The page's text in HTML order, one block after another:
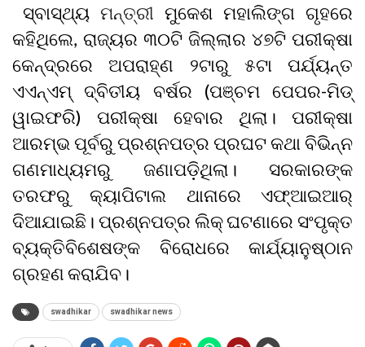
ସ୍ବାସ୍ଥ୍ୟ ମନ୍ତ୍ରୀ ମୁକେଶ ମହାଲିଙ୍ଗ ଗୃହରେ
କହିଥିଲେ, ରାଜ୍ୟର ୩୦ଟି ଜିଲ୍ଲାର ୪୭ଟି ପରୀକ୍ଷା
କେନ୍ଦ୍ରରେ ଅପରାହ୍ଣ ୨ଟାରୁ ୫ଟା ପର୍ଯ୍ୟନ୍ତ
ଏଏନ୍‌ଏମ୍ ଦ୍ବିତୀୟ ବର୍ଷର (ପଞ୍ଚମ ପେପର-ମିଡ୍
ୱାଇଫରି) ପରୀକ୍ଷା ହେବାର ଥିଲା। ପରୀକ୍ଷା
ଆରମ୍ଭ ପୂର୍ବରୁ ପ୍ରଶ୍ନପତ୍ର ପ୍ରଘଟ କଥା ବିଭିନ୍ନ
ଗଣମାଧ୍ୟମରୁ ଜଣାପଡ଼ିଥିଲା। ସରକାରଙ୍କ
ତରଫରୁ କ୍ୟାପିଟାଲ ଥାନାରେ ଏଫ୍‌ଆଇଆର୍‌
ଦିଆଯାଇଛି। ପ୍ରଶ୍ନପତ୍ର ଲିକ୍ ଘଟଣାରେ ସଂପୃକ୍ତ
ବ୍ୟକ୍ତିବିଶେଷଙ୍କ ବିରୋଧରେ କାର୍ଯ୍ୟାନୁଷ୍ଠାନ
ଗ୍ରହଣ କରାଯିବ।
swadhikar swadhikar news